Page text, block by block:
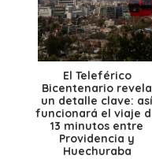
El Teleférico
Bicentenario revela
un detalle clave: así
funcionará el viaje
13 minutos entre
Providencia y
Huechuraba